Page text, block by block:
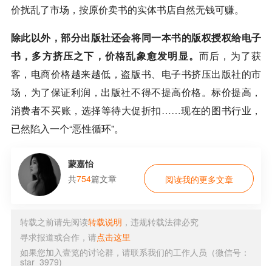
价扰乱了市场，按原价卖书的实体书店自然无钱可赚。
除此以外，部分出版社还会将同一本书的版权授权给电子
书，多方挤压之下，价格乱象愈发明显。 而后，为了获
客，电商价格越来越低，盗版书、电子书挤压出版社的市
场，为了保证利润，出版社不得不提高价格。标价提高，
消费者不买账，选择等待大促折扣……现在的图书行业，
已然陷入一个“恶性循环”。
蒙嘉怡
共754篇文章 阅读我的更多文章
转载之前请先阅读转载说明 ，违规转载法律必究
寻求报道或合作，请点击这里
如果您加入壹览的讨论群，请联系我们的工作人员（微信号：
star_3979)